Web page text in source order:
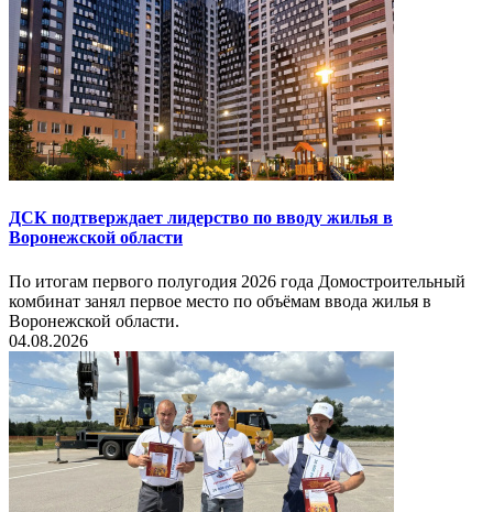
ДСК подтверждает лидерство по вводу жилья в
Воронежской области
По итогам первого полугодия 2026 года Домостроительный
комбинат занял первое место по объёмам ввода жилья в
Воронежской области.
04.08.2026